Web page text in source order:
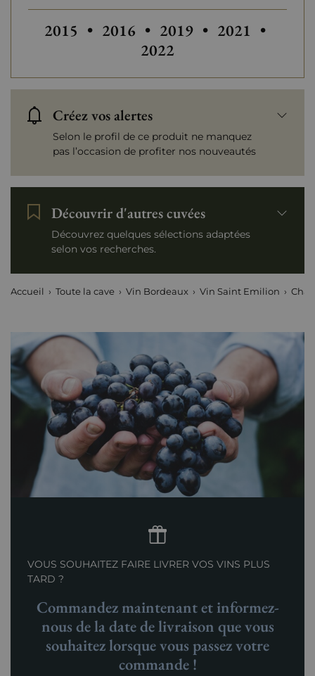
Autres millésimes de Château Les
2015 • Autres millésimes de Château
2016 • Autres millésimes de
2019 • Autres
2021 •
2022
Créez vos alertes
Selon le profil de ce produit ne manquez
pas l’occasion de profiter nos nouveautés
Découvrir d'autres cuvées
Découvrez quelques sélections adaptées
selon vos recherches.
Accueil Toute la cave Vin Bordeaux Vin Saint Emilion
VOUS SOUHAITEZ FAIRE LIVRER VOS VINS PLUS
TARD ?
Commandez maintenant et informez-
nous de la date de livraison que vous
souhaitez lorsque vous passez votre
commande !